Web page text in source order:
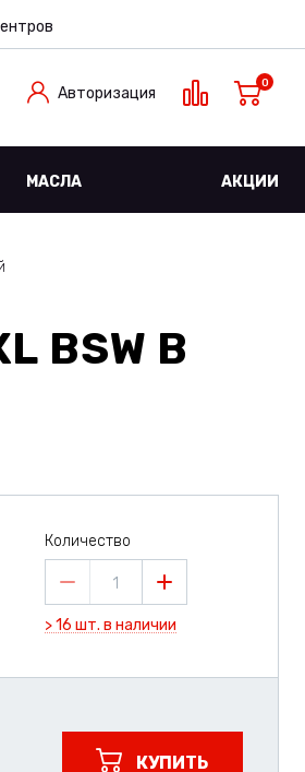
Авторизация
0
МАСЛА АКЦИИ
BSW В
Количество
1
> 16 шт. в наличии
КУПИТЬ